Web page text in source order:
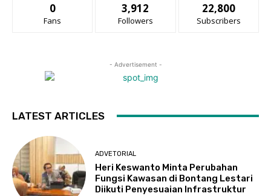
0
Fans
3,912
Followers
22,800
Subscribers
- Advertisement -
LATEST ARTICLES
ADVETORIAL
Heri Keswanto Minta Perubahan
Fungsi Kawasan di Bontang Lestari
Diikuti Penyesuaian Infrastruktur